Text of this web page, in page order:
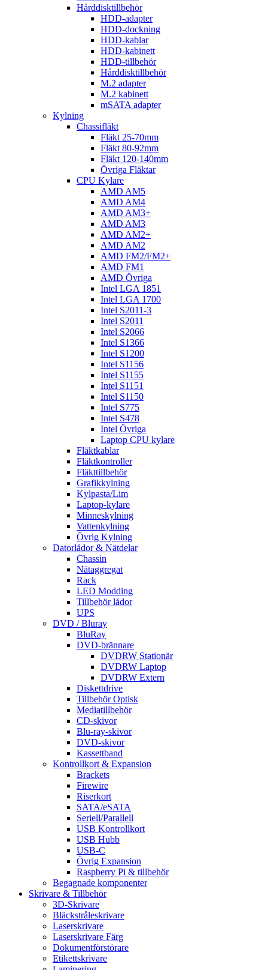
Hårddisktillbehör
HDD-adapter
HDD-dockning
HDD-kablar
HDD-kabinett
HDD-tillbehör
Hårddisktillbehör
M.2 adapter
M.2 kabinett
mSATA adapter
Kylning
Chassifläkt
Fläkt 25-70mm
Fläkt 80-92mm
Fläkt 120-140mm
Övriga Fläktar
CPU Kylare
AMD AM5
AMD AM4
AMD AM3+
AMD AM3
AMD AM2+
AMD AM2
AMD FM2/FM2+
AMD FM1
AMD Övriga
Intel LGA 1851
Intel LGA 1700
Intel S2011-3
Intel S2011
Intel S2066
Intel S1366
Intel S1200
Intel S1156
Intel S1155
Intel S1151
Intel S1150
Intel S775
Intel S478
Intel Övriga
Laptop CPU kylare
Fläktkablar
Fläktkontroller
Fläkttillbehör
Grafikkylning
Kylpasta/Lim
Laptop-kylare
Minneskylning
Vattenkylning
Övrig Kylning
Datorlådor & Nätdelar
Chassin
Nätaggregat
Rack
LED Modding
Tillbehör lådor
UPS
DVD / Bluray
BluRay
DVD-brännare
DVDRW Stationär
DVDRW Laptop
DVDRW Extern
Diskettdrive
Tillbehör Optisk
Mediatillbehör
CD-skivor
Blu-ray-skivor
DVD-skivor
Kassettband
Kontrollkort & Expansion
Brackets
Firewire
Riserkort
SATA/eSATA
Seriell/Parallell
USB Kontrollkort
USB Hubb
USB-C
Övrig Expansion
Raspberry Pi & tillbehör
Begagnade komponenter
Skrivare & Tillbehör
3D-Skrivare
Bläckstråleskrivare
Laserskrivare
Laserskrivare Färg
Dokumentförstörare
Etikettskrivare